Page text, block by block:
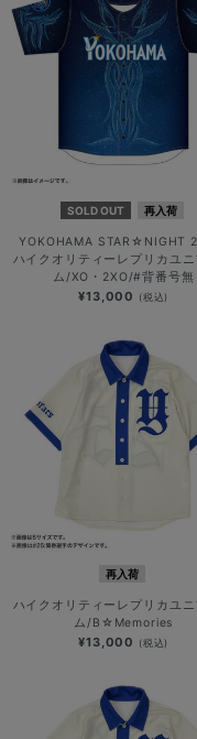
SOLD OUT 再入荷
YOKOHAMA STAR☆NIGHT
ハイクオリティーレプリカユニ
ム/XO・2XO/#背番号無
¥13,000 (税込)
再入荷
ハイクオリティーレプリカユニ
ム/B☆Memories
¥13,000 (税込)